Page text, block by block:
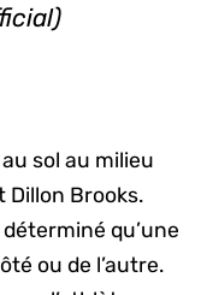
sol au milieu
Dillon Brooks.
qu’une
ou de l’autre.